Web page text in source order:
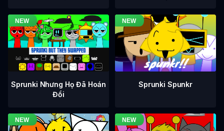
Sprunki Nhưng Họ Đã Hoán
Đổi
Sprunki Spunkr